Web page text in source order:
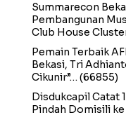
Summarecon
Pembangunan
Club House
Pemain Terbaik
Bekasi, Tri
Cikunir”… (66855)
Disdukcapil Catat
Pindah Domisili